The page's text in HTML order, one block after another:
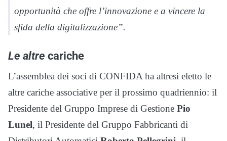
opportunità che offre l’innovazione e a vincere la
sfida della digitalizzazione”.
Le altre cariche
L’assemblea dei soci di CONFIDA ha altresì eletto le
altre cariche associative per il prossimo quadriennio: il
Presidente del Gruppo Imprese di Gestione Pio
Lunel, il Presidente del Gruppo Fabbricanti di